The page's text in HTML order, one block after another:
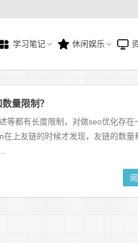
学习笔记 休闲娱乐
量限制？
等都有长度限制，对做seo优化存在
上友链的时候才发现，友链的数量